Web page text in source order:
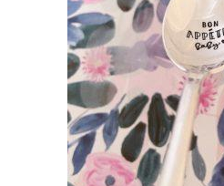
CUILLÈRE ATYPIQUE
BON
35,00€
AJOUTER AU